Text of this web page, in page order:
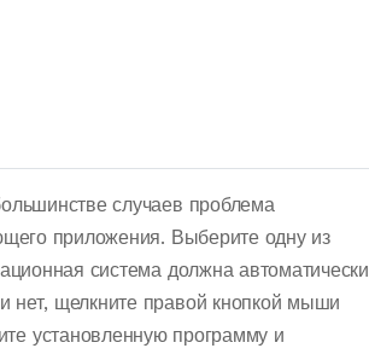
случаев проблема
приложения. Выберите одну из
система должна автоматически
нет, щелкните правой кнопкой мыши
установленную программу и